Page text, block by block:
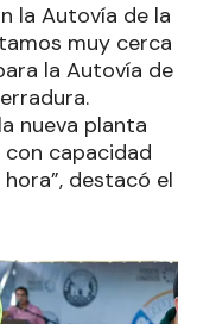
la Autovía de la
muy cerca
la Autovía de
nueva planta
capacidad
destacó el